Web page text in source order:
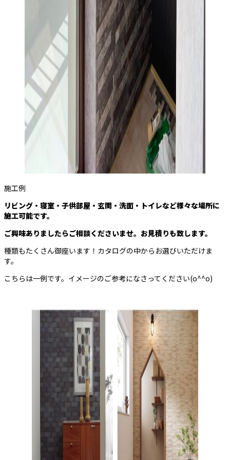
施工例
リビング・寝室・子供部屋・玄関・洗面・トイレなど様々な場所に
施工可能です。
ご興味ありましたらご相談くださいませ。お見積りも致します。
種類もたくさん御座います！カタログの中からお選びいただけま
す。
こちらは一例です。イメージのご参考になさってください(o^^o)